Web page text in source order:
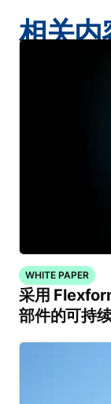
相关内
WHITE PAPER
采用
部件的可持